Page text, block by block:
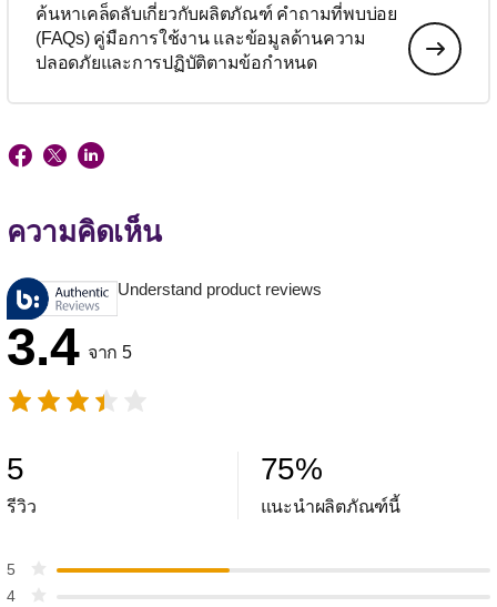
ค้นหาเคล็ดลับเกี่ยวกับผลิตภัณฑ์ คำถามที่พบบ่อย
(FAQs) คู่มือการใช้งาน และข้อมูลด้านความ
ปลอดภัยและการปฏิบัติตามข้อกำหนด
ความคิดเห็น
Understand product reviews
3.4 จาก 5
5
รีวิว
75%
แนะนำผลิตภัณฑ์นี้
5
4